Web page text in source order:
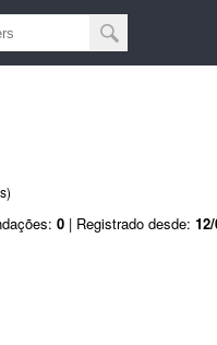
0 | Registrado desde: